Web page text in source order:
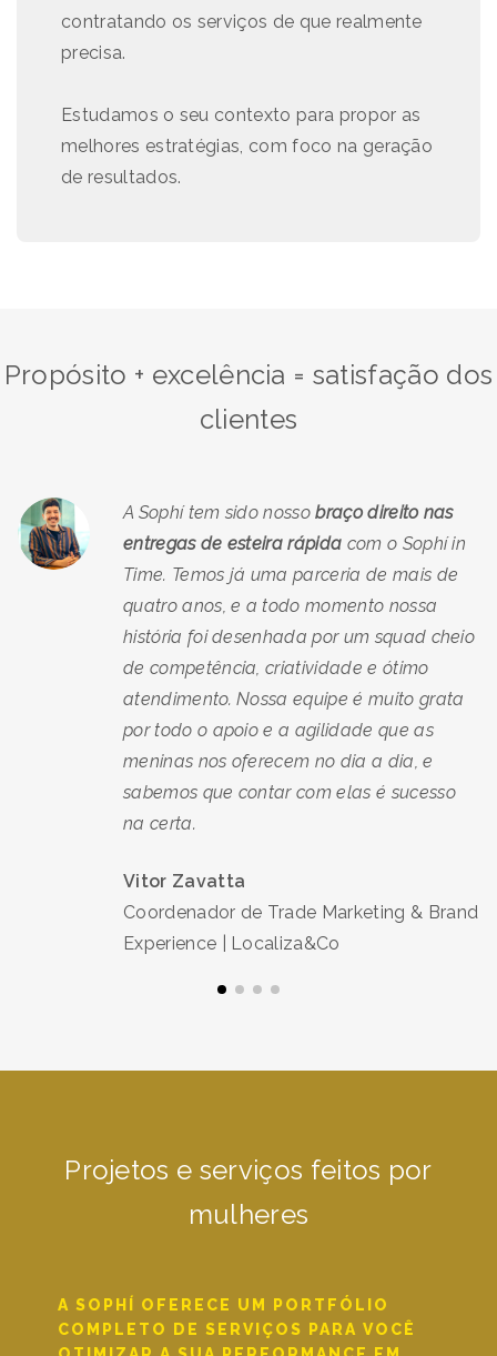
contratando os serviços de que realmente
precisa.
Estudamos o seu contexto para propor as
melhores estratégias, com foco na geração
de resultados.
Propósito + excelência = satisfação dos
clientes
A Sophí tem sido nossobraço direito nas
entregas de esteira rápida com o Sophí in
Time. Temos já uma parceria de mais de
quatro anos, e a todo momento nossa
história foi desenhada por um squad cheio
de competência, criatividade e ótimo
atendimento. Nossa equipe é muito grata
por todo o apoio e a agilidade que as
meninas nos oferecem no dia a dia, e
sabemos que contar com elas é sucesso
na certa.
Vitor Zavatta
Coordenador de Trade Marketing & Brand
Experience | Localiza&Co
Projetos e serviços feitos por
mulheres
A SOPHÍ OFERECE UM PORTFÓLIO
COMPLETO DE SERVIÇOS PARA VOCÊ